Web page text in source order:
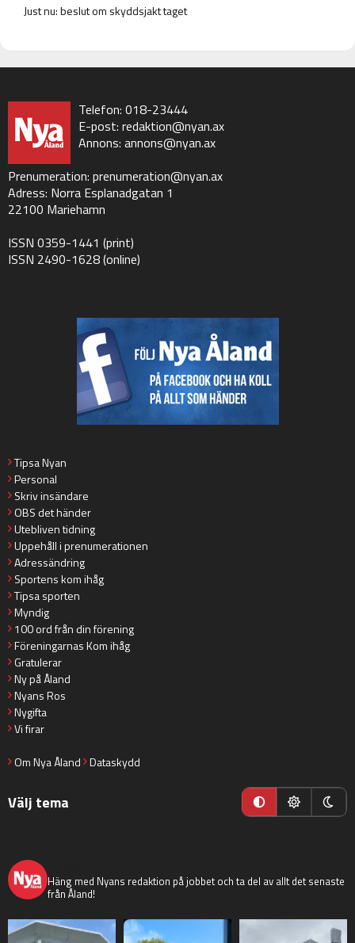
Just nu: beslut om skyddsjakt taget
Telefon: 018-23444
E-post: redaktion@nyan.ax
Annons: annons@nyan.ax
Prenumeration: prenumeration@nyan.ax
Adress: Norra Esplanadgatan 1
22100 Mariehamn
ISSN 0359-1441 (print)
ISSN 2490-1628 (online)
Tipsa Nyan
Personal
Skriv insändare
OBS det händer
Utebliven tidning
Uppehåll i prenumerationen
Adressändring
Sportens kom ihåg
Tipsa sporten
Myndig
100 ord från din förening
Föreningarnas Kom ihåg
Gratulerar
Ny på Åland
Nyans Ros
Nygifta
Vi firar
Om Nya Åland Dataskydd
Välj tema
Häng med Nyans redaktion på jobbet och ta del av allt det senaste
från Åland!